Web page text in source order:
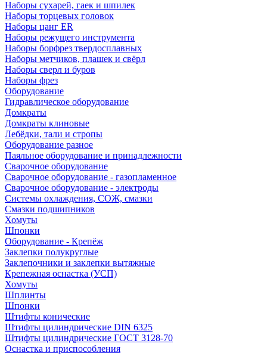
Наборы сухарей, гаек и шпилек
Наборы торцевых головок
Наборы цанг ER
Наборы режущего инструмента
Наборы борфрез твердосплавных
Наборы метчиков, плашек и свёрл
Наборы сверл и буров
Наборы фрез
Оборудование
Гидравлическое оборудование
Домкраты
Домкраты клиновые
Лебёдки, тали и стропы
Оборудование разное
Паяльное оборудование и принадлежности
Сварочное оборудование
Сварочное оборудование - газопламенное
Сварочное оборудование - электроды
Системы охлаждения, СОЖ, смазки
Смазки подшипников
Хомуты
Шпонки
Оборудование - Крепёж
Заклепки полукруглые
Заклепочники и заклепки вытяжные
Крепежная оснастка (УСП)
Хомуты
Шплинты
Шпонки
Штифты конические
Штифты цилиндрические DIN 6325
Штифты цилиндрические ГОСТ 3128-70
Оснастка и приспособления